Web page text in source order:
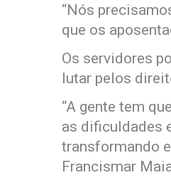
“Nós
que os
Os servidores
lutar pelos
“A gente tem
as dificuldades
transformando
Francismar